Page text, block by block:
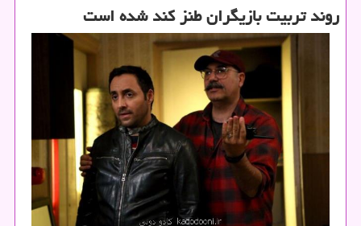
روند تربیت بازیگران طنز كند شده است